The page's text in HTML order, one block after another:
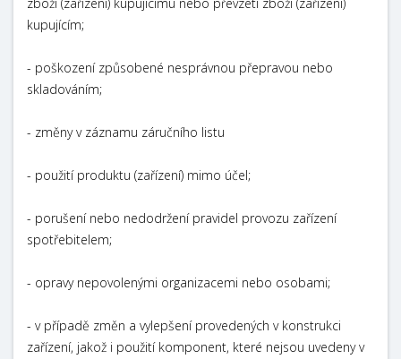
kupujícím;
- poškození způsobené nesprávnou přepravou nebo
skladováním;
- změny v záznamu záručního listu
- použití produktu (zařízení) mimo účel;
- porušení nebo nedodržení pravidel provozu zařízení
spotřebitelem;
- opravy nepovolenými organizacemi nebo osobami;
- v případě změn a vylepšení provedených v konstrukci
zařízení, jakož i použití komponent, které nejsou uvedeny v